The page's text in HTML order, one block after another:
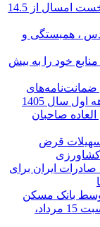
حق بیمه تولیدی بیمه ملت در چهار ماه نخست امسال از 14.5
، همبستگی و
منابع خود را به بیش
و ۱۳۲ درصدی ضمانت‌نامه‌های
سال 1405
صاحبان
ریال تسهیلات قرض
کشاورزی
صادرات ایران برای
پیام مدیرعامل بانک توسعه تعاون به مناسبت 15 مرداد،